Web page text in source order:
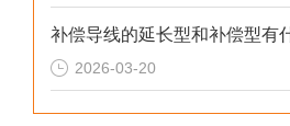
2026-03-20